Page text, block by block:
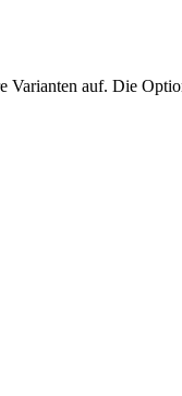
Varianten auf. Die